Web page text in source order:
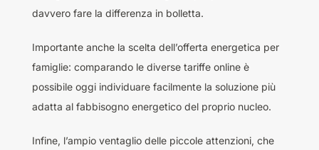
davvero fare la differenza in bolletta.
Importante anche la scelta dell’offerta energetica per
famiglie: comparando le diverse tariffe online è
possibile oggi individuare facilmente la soluzione più
adatta al fabbisogno energetico del proprio nucleo.
Infine, l’ampio ventaglio delle piccole attenzioni, che